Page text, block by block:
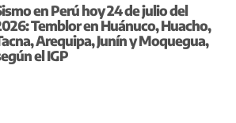
en Perú hoy 24 de julio del
Temblor en Huánuco, Huacho,
Arequipa, Junín y Moquegua,
el IGP